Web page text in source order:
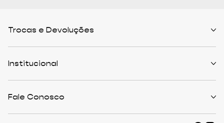
Trocas e Devoluções
Formas de Pagamento
Cashback
Institucional
The Outlist
Fale Conosco